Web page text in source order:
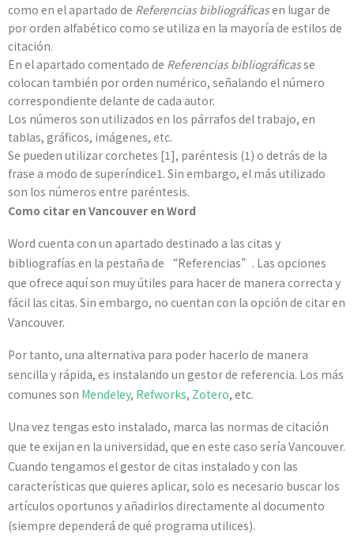
como en el apartado de Referencias bibliográficasen lugar de
por orden alfabético como se utiliza en la mayoría de estilos de
citación.
En el apartado comentado de Referencias bibliográficasse
colocan también por orden numérico, señalando el número
correspondiente delante de cada autor.
Los números son utilizados en los párrafos del trabajo, en
tablas, gráficos, imágenes, etc.
Se pueden utilizar corchetes [1], paréntesis (1) o detrás de la
frase a modo de superíndice1. Sin embargo, el más utilizado
son los números entre paréntesis.
Como citar en Vancouver en Word
Word cuenta con un apartado destinado a las citas y
bibliografías en la pestaña de “Referencias”. Las opciones
que ofrece aquí son muy útiles para hacer de manera correcta y
fácil las citas. Sin embargo, no cuentan con la opción de citar en
Vancouver.
Por tanto, una alternativa para poder hacerlo de manera
sencilla y rápida, es instalando un gestor de referencia. Los más
comunes son Mendeley, Refworks, Zotero, etc.
Una vez tengas esto instalado, marca las normas de citación
que te exijan en la universidad, que en este caso sería Vancouver.
Cuando tengamos el gestor de citas instalado y con las
características que quieres aplicar, solo es necesario buscar los
artículos oportunos y añadirlos directamente al documento
(siempre dependerá de qué programa utilices).